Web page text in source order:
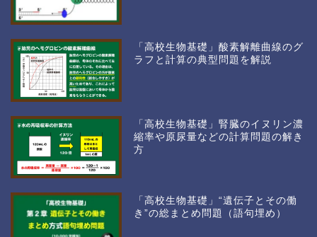
「高校生物基礎」酸素解離曲線のグ
ラフと計算の典型問題を解説
「高校生物基礎」腎臓のイヌリン濃
縮率や原尿量などの計算問題の解き
方
「高校生物基礎」“遺伝子とその働
き”の総まとめ問題（語句埋め）